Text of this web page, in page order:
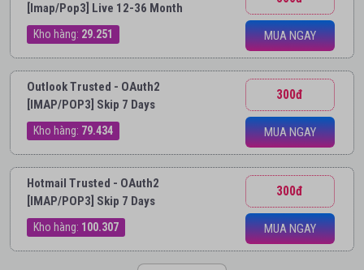
[Imap/Pop3] Live 12-36 Month
Kho hàng: 29.251 MUA NGAY
Outlook Trusted - OAuth2
[IMAP/POP3] Skip 7 Days
Kho hàng: 79.434
300đ
MUA NGAY
Hotmail Trusted - OAuth2
[IMAP/POP3] Skip 7 Days
Kho hàng: 100.307
300đ
MUA NGAY